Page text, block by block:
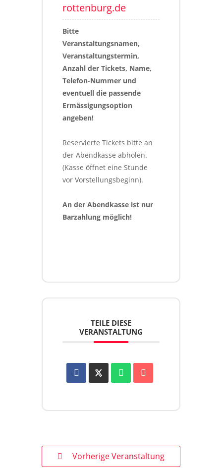
rottenburg.de
Bitte
Veranstaltungsnamen,
Veranstaltungstermin,
Anzahl der Tickets, Name,
Telefon-Nummer und
eventuell die passende
Ermässigungsoption
angeben!
Reservierte Tickets bitte an
der Abendkasse abholen.
(Kasse öffnet eine Stunde
vor Vorstellungsbeginn).
An der Abendkasse ist nur
Barzahlung möglich!
TEILE DIESE
VERANSTALTUNG
Vorherige Veranstaltung